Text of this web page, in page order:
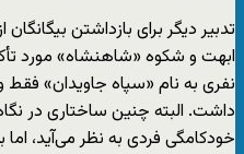
تدبیر دیگر برای بازداشتن
ابهت و شکوه «شاهنشاه» مورد
نفری به نام «سپاه جاویدان» فقط
داشت. البته چنین ساختاری در
خودکامگی فردی به نظر می‌آید،